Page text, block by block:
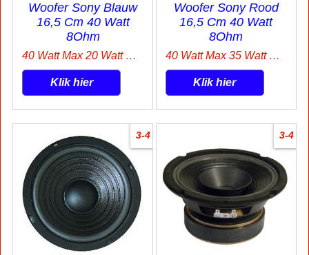
Woofer Sony Blauw
16,5 Cm 40 Watt
8Ohm
40 Watt Max 20 Watt Rms
Klik hier
Woofer Sony Rood
16,5 Cm 40 Watt
8Ohm
40 Watt Max 35 Watt Rms
Klik hier
3-4 3-4